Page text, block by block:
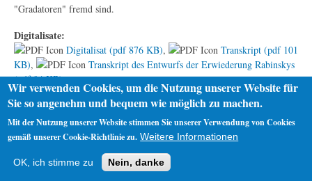
"Gradatoren" fremd sind.
Digitalisate:
Digitalisat (pdf 876 KB),
Transkript (pdf 101
KB),
Transkript des Entwurfs der Erwiederung Rabinskys
(pdf 94 KB)
Impressum
Wir verwenden Cookies, um die Nutzung unserer Website für
Sie so angenehm und bequem wie möglich zu machen.
Mit der Nutzung unserer Website stimmen Sie unserer Verwendung von Cookies
gemäß unserer Cookie-Richtlinie zu. Weitere Informationen
OK, ich stimme zu Nein, danke